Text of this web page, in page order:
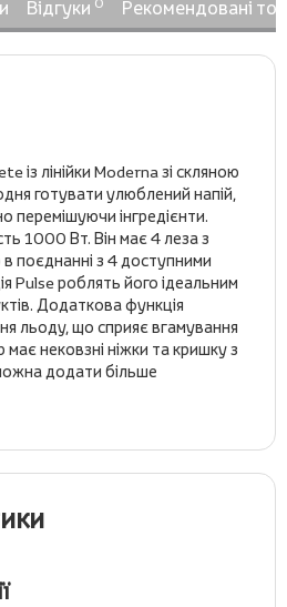
Відгуки Рекомендовані
із лінійки Moderna зі скляною
готувати улюблений напій,
перемішуючи інгредієнти.
1000 Вт. Він має 4 леза з
поєднанні з 4 доступними
Pulse роблять його ідеальним
Додаткова функція
льоду, що сприяє вгамування
має нековзні ніжки та кришку з
додати більше